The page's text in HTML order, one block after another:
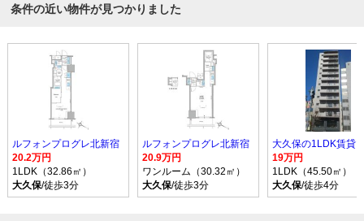
条件の近い物件が見つかりました
ルフォンプログレ北新宿
20.2万円
1LDK（32.86㎡）
大久保/徒歩3分
ルフォンプログレ北新宿
20.9万円
ワンルーム（30.32㎡）
大久保/徒歩3分
19万円
1LDK（45.50㎡）
大久保/徒歩4分